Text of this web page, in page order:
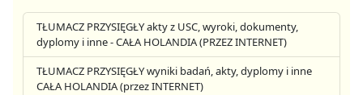
TŁUMACZ PRZYSIĘGŁY akty z USC, wyroki, dokumenty,
dyplomy i inne - CAŁA HOLANDIA (PRZEZ INTERNET)
TŁUMACZ PRZYSIĘGŁY wyniki badań, akty, dyplomy i inne
CAŁA HOLANDIA (przez INTERNET)